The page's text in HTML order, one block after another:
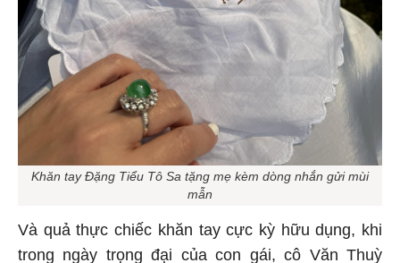
Khăn tay Đặng Tiểu Tô Sa tặng mẹ kèm dòng nhắn gửi mùi
mẫn
Và quả thực chiếc khăn tay cực kỳ hữu dụng, khi
trong ngày trọng đại của con gái, cô Văn Thuỳ